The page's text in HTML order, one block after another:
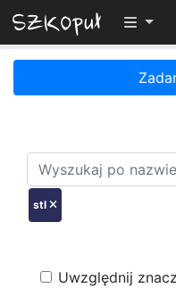
stl
Uwzględnij